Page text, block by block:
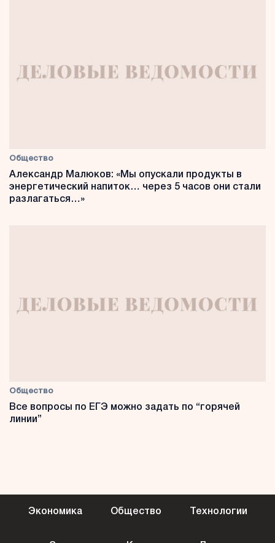
Общество
Александр Малюков: «Мы опускали продукты в
энергетический напиток… через 5 часов они стали
разлагаться…»
Общество
Все вопросы по ЕГЭ можно задать по “горячей
линии”
Экономика Общество Технологии